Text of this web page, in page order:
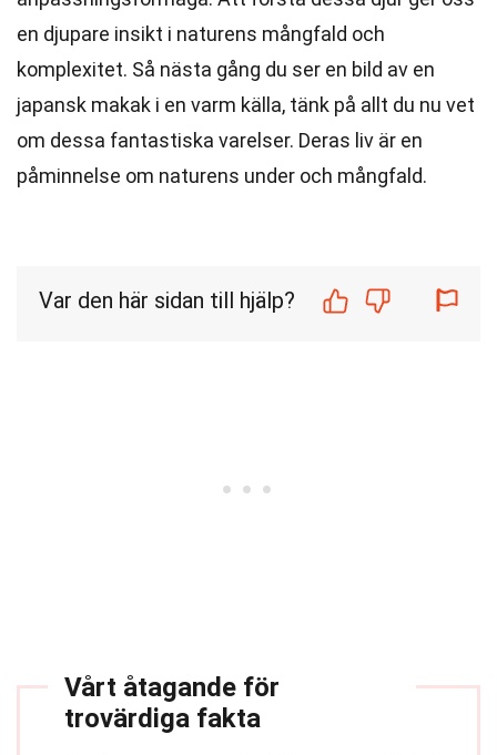
en djupare insikt i naturens mångfald och
komplexitet. Så nästa gång du ser en bild av en
japansk makak i en varm källa, tänk på allt du nu vet
om dessa fantastiska varelser. Deras liv är en
påminnelse om naturens under och mångfald.
Var den här sidan till hjälp?
Vårt åtagande för
trovärdiga fakta